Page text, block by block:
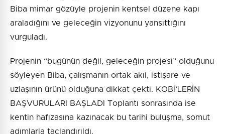
Biba mimar gözüyle projenin kentsel düzene kapı
araladığını ve geleceğin vizyonunu yansıttığını
vurguladı.
Projenin “bugünün değil, geleceğin projesi” olduğunu
söyleyen Biba, çalışmanın ortak akıl, istişare ve
uzlaşının ürünü olduğuna dikkat çekti. KOBİ’LERİN
BAŞVURULARI BAŞLADI Toplantı sonrasında ise
kentin hafızasına kazınacak bu tarihi buluşma, somut
adımlarla taçlandırıldı.